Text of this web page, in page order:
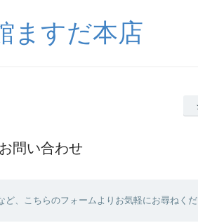
ますだ本店
お問い合わせ
、こちらのフォームよりお気軽にお尋ねくだ